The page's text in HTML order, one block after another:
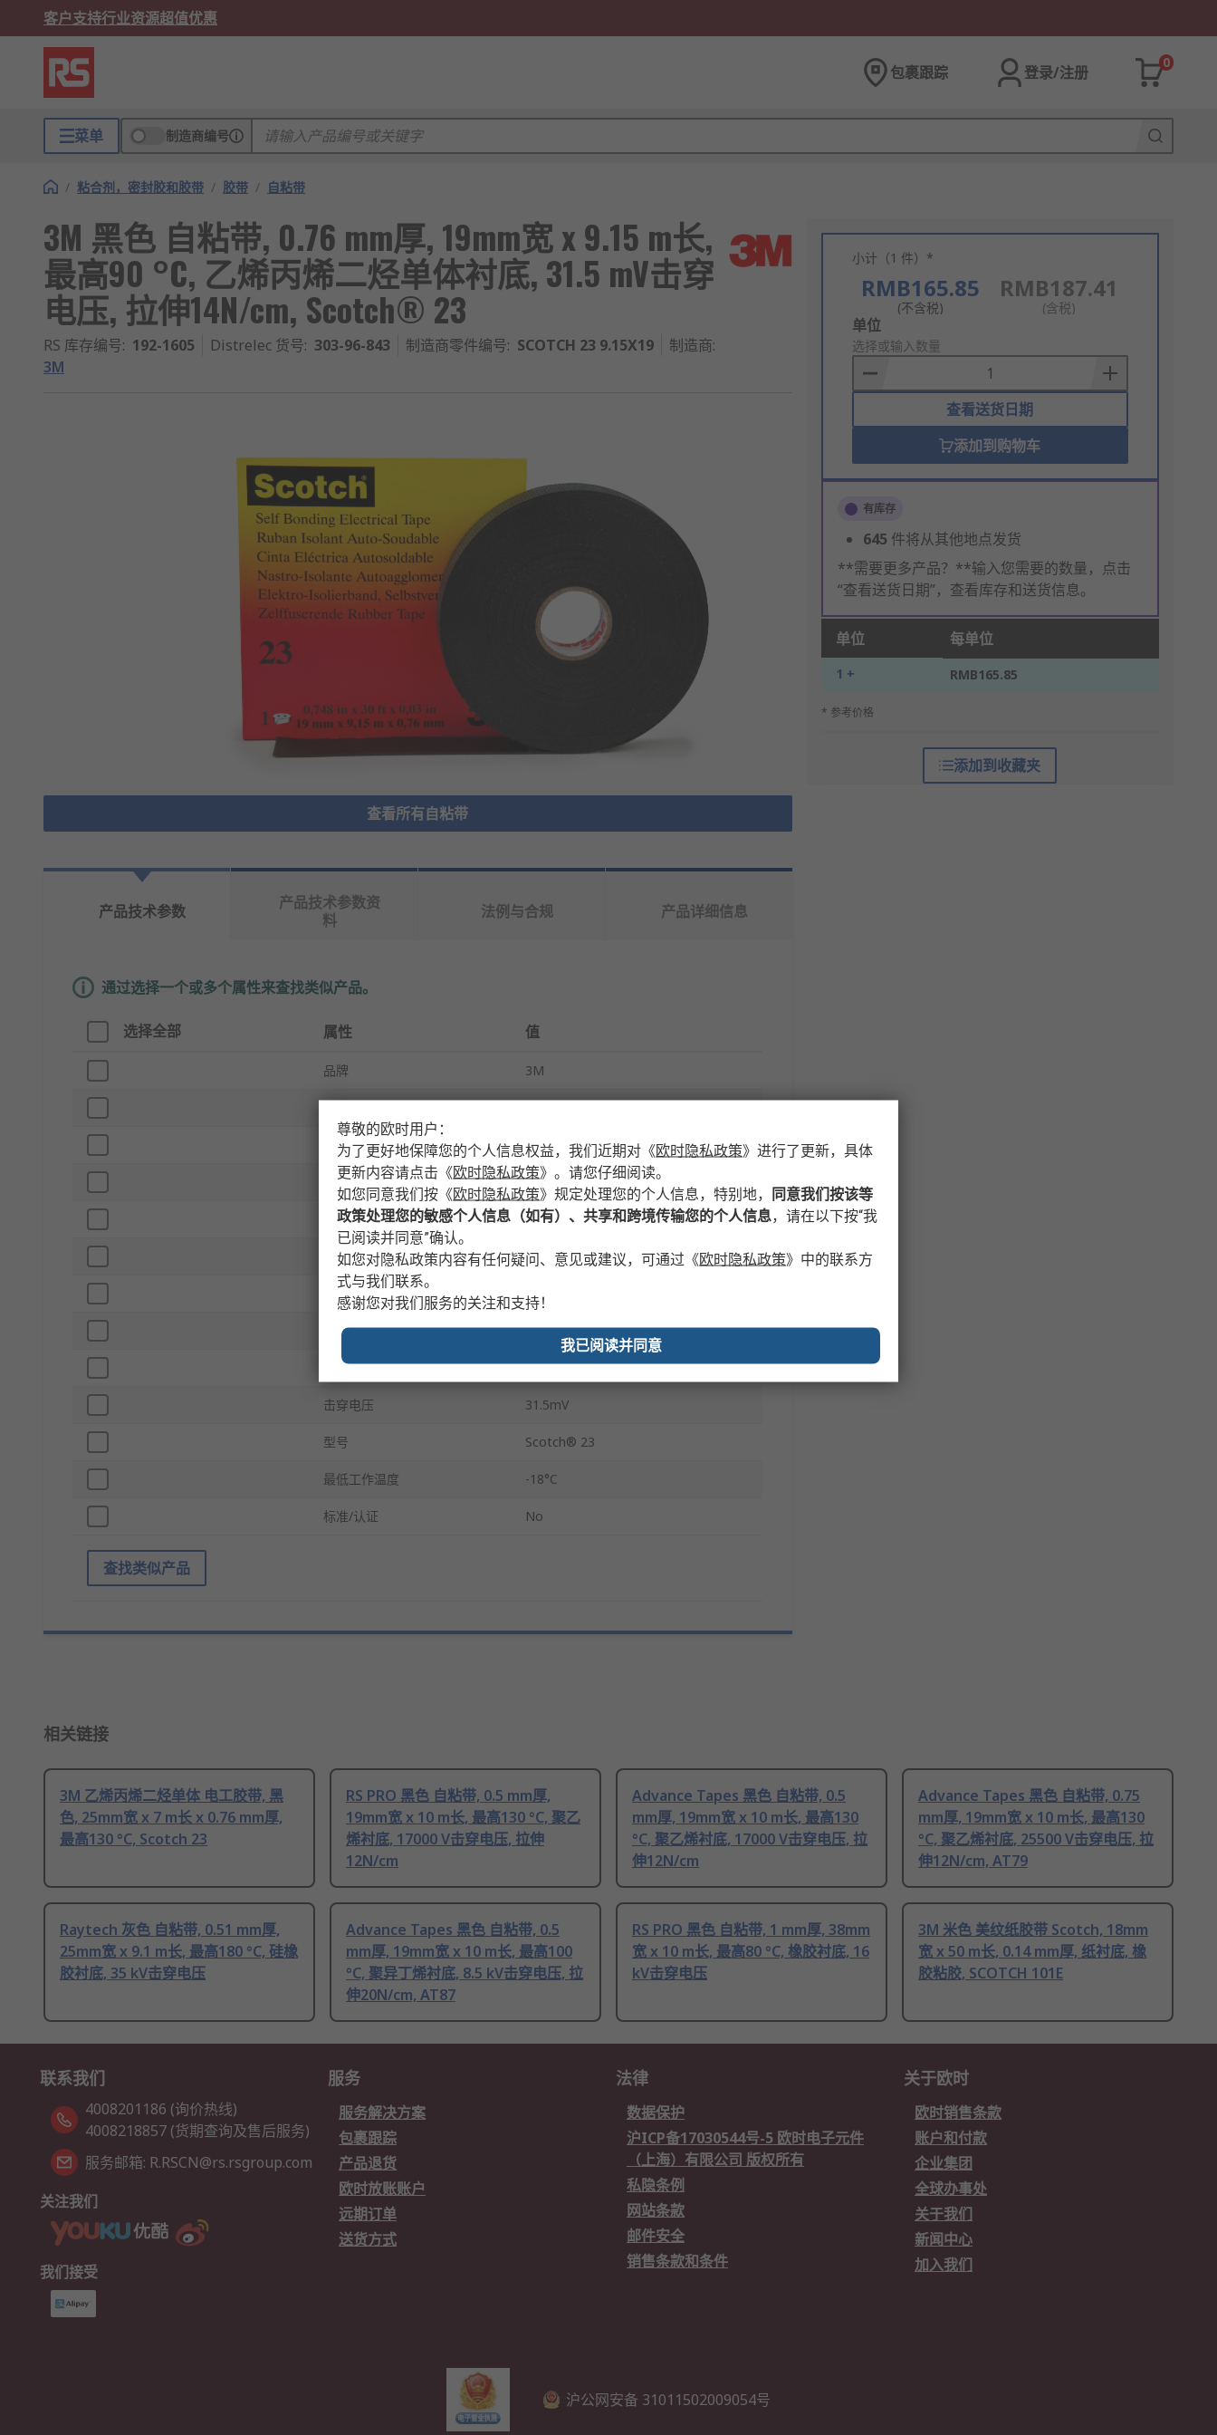
客户支持行业资源超值优惠
包裹跟踪 登录/注册
0
菜单 制造商编号
/ 粘合剂，密封胶和胶带 / 胶带 / 自粘带
3M 黑色 自粘带, 0.76 mm厚, 19mm宽 x 9.15 m长,
最高90 °C, 乙烯丙烯二烃单体衬底, 31.5 mV击穿
电压, 拉伸14N/cm, Scotch® 23
RS 库存编号: 192-1605 Distrelec 货号: 303-96-843 制造商零件编号: SCOTCH 23 9.15X19 制造商:
3M
查看所有自粘带
小计（1 件）*
RMB165.85
(不含税)
RMB187.41
(含税)
Add
to
Basket
单位
选择或输入数量
查看送货日期
添加到购物车
有库存
645 件将从其他地点发货
**需要更多产品？**输入您需要的数量，点击
“查看送货日期”，查看库存和送货信息。
单位 每单位
1 + RMB165.85
* 参考价格
添加到收藏夹
产品技术参数
产品技术参数资
料
法例与合规 产品详细信息
通过选择一个或多个属性来查找类似产品。
选择全部 属性 值
品牌 3M
产品类型 自粘带
宽度 19mm
长度 9.15m
厚度 0.76mm
颜色 黑色
拉伸强度 14N/cm
最高工作温度 90°C
击穿电压 31.5mV
型号 Scotch® 23
最低工作温度 -18°C
标准/认证 No
查找类似产品
相关链接
3M 乙烯丙烯二烃单体 电工胶带, 黑
色, 25mm宽 x 7 m长 x 0.76 mm厚,
最高130 °C, Scotch 23
RS PRO 黑色 自粘带, 0.5 mm厚,
19mm宽 x 10 m长, 最高130 °C, 聚乙
烯衬底, 17000 V击穿电压, 拉伸
12N/cm
Advance Tapes 黑色 自粘带, 0.5
mm厚, 19mm宽 x 10 m长, 最高130
°C, 聚乙烯衬底, 17000 V击穿电压, 拉
伸12N/cm
Advance Tapes 黑色 自粘带, 0.75
mm厚, 19mm宽 x 10 m长, 最高130
°C, 聚乙烯衬底, 25500 V击穿电压, 拉
伸12N/cm, AT79
Raytech 灰色 自粘带, 0.51 mm厚,
25mm宽 x 9.1 m长, 最高180 °C, 硅橡
胶衬底, 35 kV击穿电压
Advance Tapes 黑色 自粘带, 0.5
mm厚, 19mm宽 x 10 m长, 最高100
°C, 聚异丁烯衬底, 8.5 kV击穿电压, 拉
伸20N/cm, AT87
RS PRO 黑色 自粘带, 1 mm厚, 38mm
宽 x 10 m长, 最高80 °C, 橡胶衬底, 16
kV击穿电压
3M 米色 美纹纸胶带 Scotch, 18mm
宽 x 50 m长, 0.14 mm厚, 纸衬底, 橡
胶粘胶, SCOTCH 101E
联系我们
4008201186 (询价热线)
4008218857 (货期查询及售后服务)
服务邮箱: R.RSCN@rs.rsgroup.com
关注我们
我们接受
服务
服务解决方案
包裹跟踪
产品退货
欧时放账账户
远期订单
送货方式
法律
数据保护
沪ICP备17030544号-5 欧时电子元件
（上海）有限公司 版权所有
私隐条例
网站条款
邮件安全
销售条款和条件
关于欧时
欧时销售条款
账户和付款
企业集团
全球办事处
关于我们
新闻中心
加入我们
沪公网安备 31011502009054号
尊敬的欧时用户：
为了更好地保障您的个人信息权益，我们近期对 《欧时隐私政策》 进行了更新，具体
更新内容请点击 《欧时隐私政策》 。请您仔细阅读。
如您同意我们按 《欧时隐私政策》 规定处理您的个人信息，特别地，
同意我们按该等
政策处理您的敏感个人信息（如有）、共享和跨境传输您的个人信息，请在以下按“我
已阅读并同意”确认。
如您对隐私政策内容有任何疑问、意见或建议，可通过 《欧时隐私政策》 中的联系方
式与我们联系。
感谢您对我们服务的关注和支持！
我已阅读并同意